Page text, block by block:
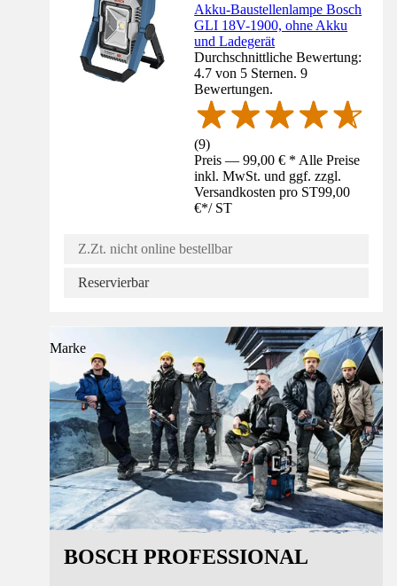
Akku-Baustellenlampe Bosch
GLI 18V-1900, ohne Akku
und Ladegerät
Durchschnittliche Bewertung:
4.7 von 5 Sternen. 9
Bewertungen.
(9)
Preis — 99,00 € * Alle Preise
inkl. MwSt. und ggf. zzgl.
Versandkosten pro ST99,00
€*/ ST
Z.Zt. nicht online bestellbar
Reservierbar
Marke
BOSCH PROFESSIONAL